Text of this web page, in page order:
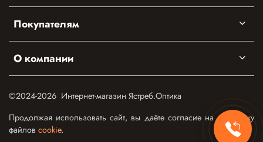
Покупателям
О компании
©2024-2026 Интернет-магазин Ястреб.Оптика
Продолжая использовать сайт, вы даёте согласие на обработку
файлов cookie.